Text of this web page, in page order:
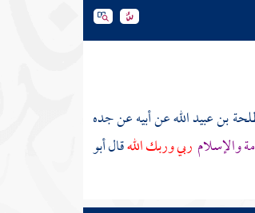
بن عبيد اللهعنأبيهعن جده
والإسلام ربي وربك اللهقال أبو